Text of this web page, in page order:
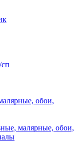
обои,
малярные, обои,